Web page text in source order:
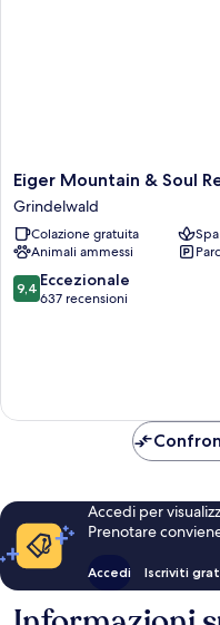
Eiger
Mountain
&
Soul
Resort
Grindelwald
Eiger Mountain & Soul
Grindelwald
Colazione gratuita
Spa
Animali ammessi
9.4
su
9,4 Eccezionale
637 recensioni
Accedi per
Prenotare
Accedi Iscriviti